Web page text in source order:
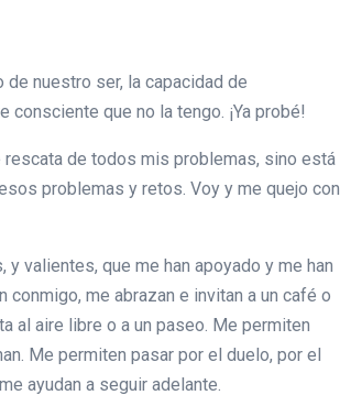
nuestro ser, la capacidad de
consciente que no la tengo. ¡Ya probé!
de todos mis problemas, sino está
problemas y retos. Voy y me quejo con
valientes, que me han apoyado y me han
me abrazan e invitan a un café o
al aire libre o a un paseo. Me permiten
Me permiten pasar por el duelo, por el
ayudan a seguir adelante.